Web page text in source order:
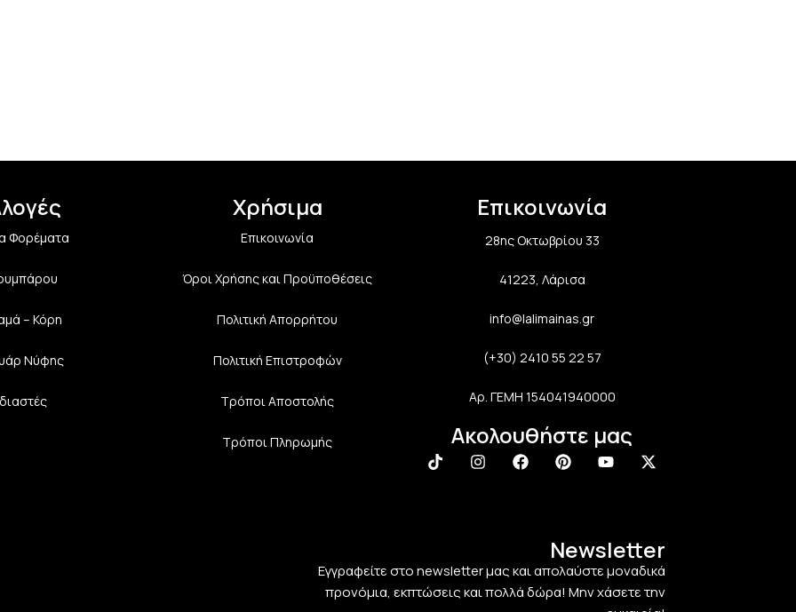
Φορέματα
– Κόρη
Νύφης
Χρήσιμα
Επικοινωνία
Όροι Χρήσης και Προϋποθέσεις
Πολιτική Aπορρήτου
Πολιτική Επιστροφών
Τρόποι Αποστολής
Τρόποι Πληρωμής
Επικοινωνία
28ης Οκτωβρίου 33
41223, Λάρισα
info@lalimainas.gr
(+30) 2410 55 22 57
Αρ. ΓΕΜΗ 154041940000
Ακολουθήστε μας
Newsletter
Εγγραφείτε στο newsletter μας και απολαύστε μοναδικά
προνόμια, εκπτώσεις και πολλά δώρα! Μην χάσετε την